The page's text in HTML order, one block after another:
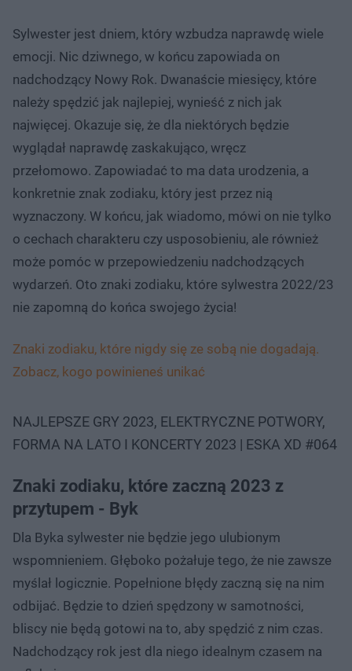
Sylwester jest dniem, który wzbudza naprawdę wiele
emocji. Nic dziwnego, w końcu zapowiada on
nadchodzący Nowy Rok. Dwanaście miesięcy, które
należy spędzić jak najlepiej, wynieść z nich jak
najwięcej. Okazuje się, że dla niektórych będzie
wyglądał naprawdę zaskakująco, wręcz
przełomowo. Zapowiadać to ma data urodzenia, a
konkretnie znak zodiaku, który jest przez nią
wyznaczony. W końcu, jak wiadomo, mówi on nie tylko
o cechach charakteru czy usposobieniu, ale również
może pomóc w przepowiedzeniu nadchodzących
wydarzeń. Oto znaki zodiaku, które sylwestra 2022/23
nie zapomną do końca swojego życia!
Znaki zodiaku, które nigdy się ze sobą nie dogadają.
Zobacz, kogo powinieneś unikać
NAJLEPSZE GRY 2023, ELEKTRYCZNE POTWORY,
FORMA NA LATO I KONCERTY 2023 | ESKA XD #064
Znaki zodiaku, które zaczną 2023 z
przytupem - Byk
Dla Byka sylwester nie będzie jego ulubionym
wspomnieniem. Głęboko pożałuje tego, że nie zawsze
myślał logicznie. Popełnione błędy zaczną się na nim
odbijać. Będzie to dzień spędzony w samotności,
bliscy nie będą gotowi na to, aby spędzić z nim czas.
Nadchodzący rok jest dla niego idealnym czasem na